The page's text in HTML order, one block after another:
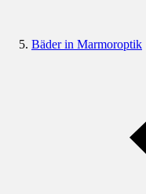
Bäder in Marmoroptik